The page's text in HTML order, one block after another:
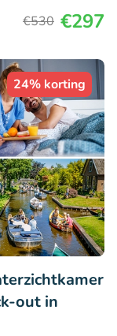
€530 €297
24% korting
out in